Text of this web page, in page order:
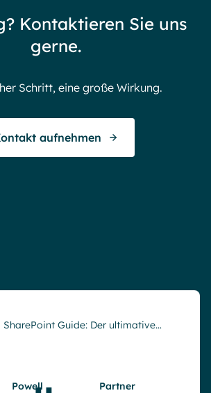
gratitude
Kontaktieren Sie uns
gerne.
Schritt, eine große Wirkung.
aufnehmen
SharePoint Guide: Der ultimative…
Powell
Partner